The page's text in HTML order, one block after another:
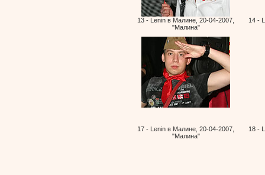
13 - Lenin в Малине, 20-04-2007,
"Малина"
14 -
17 - Lenin в Малине, 20-04-2007,
"Малина"
18 -